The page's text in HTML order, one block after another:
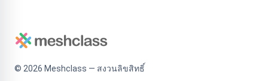
© 2026 Meshclass — สงวนลิขสิทธิ์